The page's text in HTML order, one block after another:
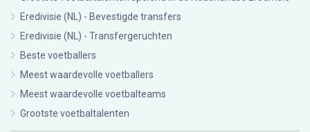
Eredivisie (NL) - Bevestigde transfers
Eredivisie (NL) - Transfergeruchten
Beste voetballers
Meest waardevolle voetballers
Meest waardevolle voetbalteams
Grootste voetbaltalenten